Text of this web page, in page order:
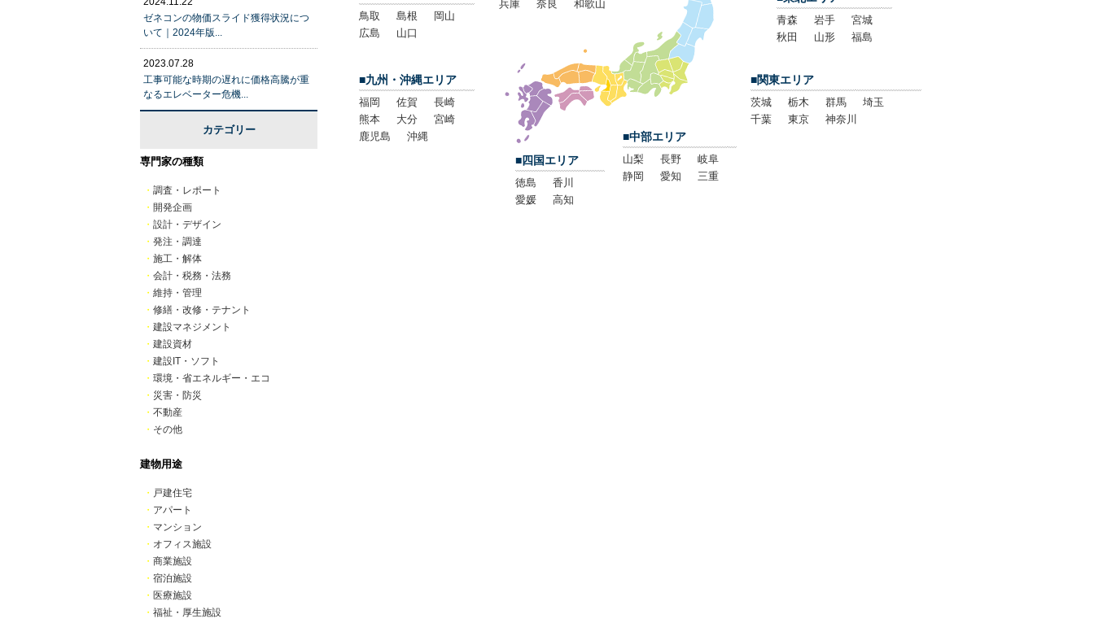
青森 岩手
宮城
秋田
山形 福島
■関東エリア
茨城 栃木 群馬
埼玉
千葉
東京 神奈川
■中部エリア
山梨 長野
岐阜
静岡
愛知 三重
兵庫
奈良 和歌山
鳥取 島根
岡山
広島
山口
■四国エリア
徳島
香川
愛媛
高知
■九州・沖縄エリア
福岡 佐賀
長崎
熊本
大分
宮崎
鹿児島
沖縄
ゼネコンの物価スライド獲得状況につ
いて｜2024年版...
2023.07.28
工事可能な時期の遅れに価格高騰が重
なるエレベーター危機...
カテゴリー
専門家の種類
・ 調査・レポート
・ 開発企画
・ 設計・デザイン
・ 発注・調達
・ 施工・解体
・ 会計・税務・法務
・ 維持・管理
・ 修繕・改修・テナント
・ 建設マネジメント
・ 建設資材
・ 建設IT・ソフト
・ 環境・省エネルギー・エコ
・ 災害・防災
・ 不動産
・ その他
建物用途
・ 戸建住宅
・ アパート
・ マンション
・ オフィス施設
・ 商業施設
・ 宿泊施設
・ 医療施設
・ 福祉・厚生施設